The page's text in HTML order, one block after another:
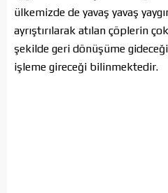
ülkemizde de yavaş yavaş
ayrıştırılarak atılan çöplerin
şekilde geri dönüşüme
işleme gireceği bilinmektedir.